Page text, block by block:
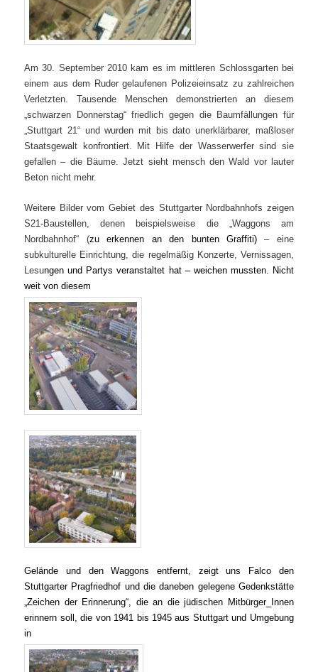
Am 30. September 2010 kam es im mittleren Schlossgarten bei
einem aus dem Ruder gelaufenen Polizeieinsatz zu zahlreichen
Verletzten. Tausende Menschen demonstrierten an diesem
„schwarzen Donnerstag“ friedlich gegen die Baumfällungen für
„Stuttgart 21“ und wurden mit bis dato unerklärbarer, maßloser
Staatsgewalt konfrontiert. Mit Hilfe der Wasserwerfer sind sie
gefallen – die Bäume. Jetzt sieht mensch den Wald vor lauter
Beton nicht mehr.
Weitere Bilder vom Gebiet des Stuttgarter Nordbahnhofs zeigen
S21-Baustellen, denen beispielsweise die „Waggons am
Nordbahnhof“ (zu erkennen an den bunten Graffiti) – eine
subkulturelle Einrichtung, die regelmäßig Konzerte, Vernissagen,
Lesungen und Partys veranstaltet hat – weichen mussten. Nicht
weit von diesem
Gelände und den Waggons entfernt, zeigt uns Falco den
Stuttgarter Pragfriedhof und die daneben gelegene Gedenkstätte
„Zeichen der Erinnerung“, die an die jüdischen Mitbürger_Innen
erinnern soll, die von 1941 bis 1945 aus Stuttgart und Umgebung
in